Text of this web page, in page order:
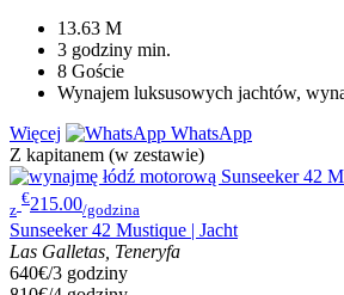
13.63 M
3 godziny min.
8 Goście
Wynajem luksusowych jachtów,
Więcej
WhatsApp
Z kapitanem (w zestawie)
z
€215.00/godzina
Sunseeker 42 Mustique | Jacht
Las Galletas, Teneryfa
640€/3 godziny